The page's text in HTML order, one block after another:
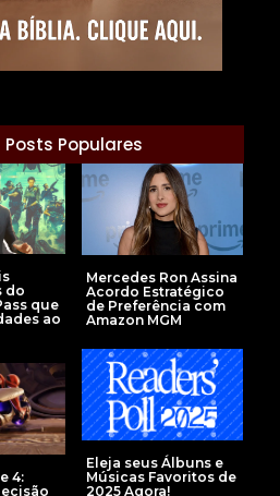
Posts Populares
do
que
ao
Mercedes Ron Assina
Acordo Estratégico
de Preferência com
Amazon MGM
Eleja seus Álbuns e
Músicas Favoritos de
2025 Agora!
4: